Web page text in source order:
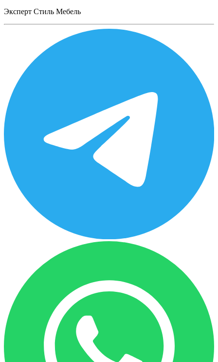
Эксперт Стиль Мебель